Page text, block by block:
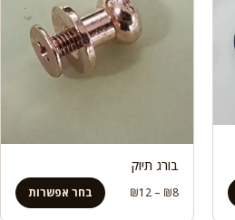
בורג תיוק
₪8
–
₪12
מחירים:
בחר אפשרות